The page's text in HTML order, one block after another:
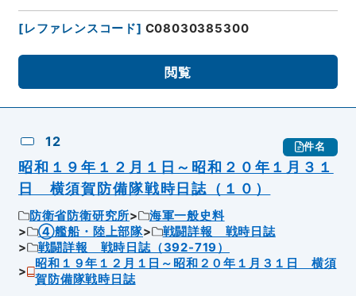
[レファレンスコード] C08030385300
閲覧
12 件名
昭和１９年１２月１日～昭和２０年１月３１
日 横須賀防備隊戦時日誌（１０）
防衛省防衛研究所
海軍一般史料
④艦船・陸上部隊
戦闘詳報 戦時日誌
戦闘詳報 戦時日誌（392-719）
昭和１９年１２月１日～昭和２０年１月３１日 横須
賀防備隊戦時日誌